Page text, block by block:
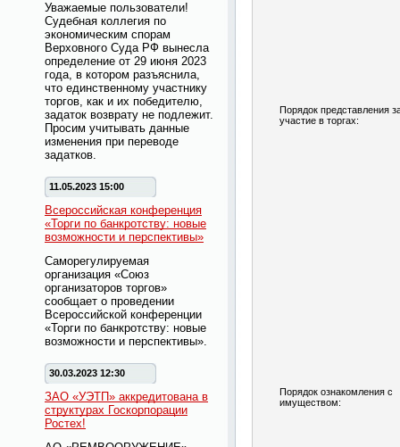
Уважаемые пользователи!
Судебная коллегия по
экономическим спорам
Верховного Суда РФ вынесла
определение от 29 июня 2023
года, в котором разъяснила,
что единственному участнику
торгов, как и их победителю,
задаток возврату не подлежит.
Просим учитывать данные
изменения при переводе
задатков.
11.05.2023 15:00
Всероссийская конференция
«Торги по банкротству: новые
возможности и перспективы»
Саморегулируемая
организация «Союз
организаторов торгов»
сообщает о проведении
Всероссийской конференции
«Торги по банкротству: новые
возможности и перспективы».
30.03.2023 12:30
ЗАО «УЭТП» аккредитована в
структурах Госкорпорации
Ростех!
Порядок представления
участие в торгах:
Порядок ознакомления с
имуществом: